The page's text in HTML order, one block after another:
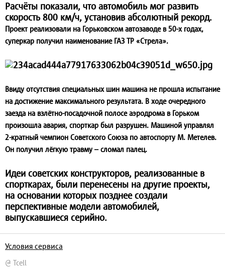
Расчёты показали, что автомобиль мог развить
скорость 800 км/ч, установив абсолютный рекорд.
Проект реализовали на Горьковском автозаводе в 50-х годах,
суперкар получил наименование ГАЗ ТР «Стрела».
Ввиду отсутствия специальных шин машина не прошла испытание
на достижение максимального результата. В ходе очередного
заезда на взлётно-посадочной полосе аэродрома в Горьком
произошла авария, спорткар был разрушен. Машиной управлял
2-кратный чемпион Советского Союза по автоспорту М. Метелев.
Он получил лёгкую травму – сломал палец.
Идеи советских конструкторов, реализованные в
спорткарах, были перенесены на другие проекты,
на основании которых позднее создали
перспективные модели автомобилей,
выпускавшиеся серийно.
@ Tcell
Условия сервиса